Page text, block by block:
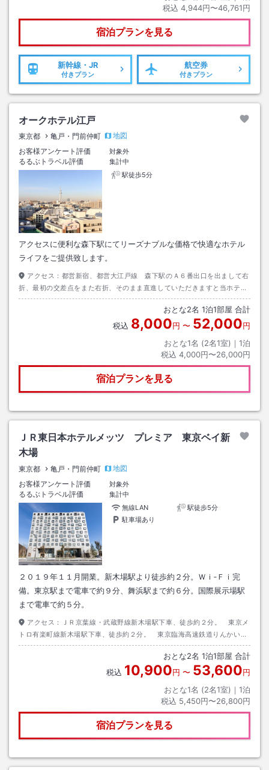
税込 4,944円〜46,761円
宿泊プランを見る
新幹線・JR
付きプラン
航空券
付きプラン
オークホテル江戸
東京都 亀戸・門前仲町
地図
お客様アンケート評価
対象外
るるぶトラベル評価
集計中
駅徒歩5分
アクセスに便利な森下駅にてリーズナブルな価格で快適なホテル
ライフをご提供致します。
アクセス： 都営新宿、都営大江戸線 森下駅のＡ６番出口を出まして右
折、最初の交差点をまた右折、そのまま直進していただきますと当ホテル
が直進方向右側に見えてまいります。出口から約３０秒ほどになります。
おとな2名 1泊1部屋 合計
税込 8,000円 〜 52,000円
おとな1名 (2名1室)｜ 1泊
税込 4,000円〜26,000円
宿泊プランを見る
ＪＲ東日本ホテルメッツ プレミア 東京ベイ新
木場
東京都 亀戸・門前仲町
地図
お客様アンケート評価
対象外
るるぶトラベル評価
集計中
無線LAN
駅徒歩5分
駐車場あり
２０１９年１１月開業。新木場駅より徒歩約２分。Ｗｉ‐Ｆｉ完
備。東京駅まで電車で約９分、舞浜駅まで約６分。国際展示場駅
まで電車で約５分。
アクセス：
ＪＲ京葉線・武蔵野線新木場駅下車、徒歩約２分。 東京メ
トロ有楽町線新木場駅下車、徒歩約２分。 東京臨海高速鉄道りんかい線
新木場駅下車、徒歩約２分。
おとな2名 1泊1部屋 合計
税込 10,900円 〜 53,600円
おとな1名 (2名1室)｜ 1泊
税込 5,450円〜26,800円
宿泊プランを見る